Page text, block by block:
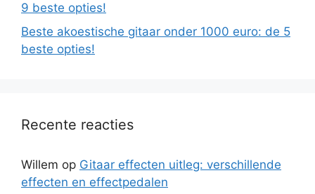
9 beste opties!
Beste akoestische gitaar onder 1000 euro: de 5
beste opties!
Recente reacties
Willem op Gitaar effecten uitleg: verschillende
effecten en effectpedalen